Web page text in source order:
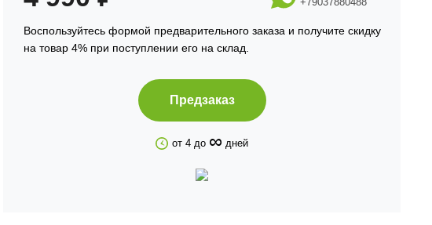
Воспользуйтесь формой предварительного заказа и получите скидку
на товар 4% при поступлении его на склад.
Предзаказ
от 4 до ∞ дней